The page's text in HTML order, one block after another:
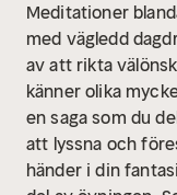
Meditationer
med vägledd
av att rikta
känner olika
en saga som du
att lyssna och
händer i din